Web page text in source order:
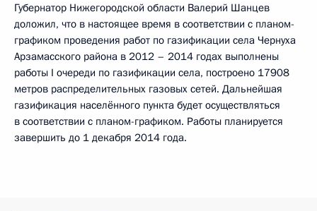
Губернатор Нижегородской области Валерий Шанцев
доложил, что в настоящее время в соответствии с планом-
графиком проведения работ по газификации села Чернуха
Арзамасского района в 2012 – 2014 годах выполнены
работы I очереди по газификации села, построено 17908
метров распределительных газовых сетей. Дальнейшая
газификация населённого пункта будет осуществляться
в соответствии с планом-графиком. Работы планируется
завершить до 1 декабря 2014 года.